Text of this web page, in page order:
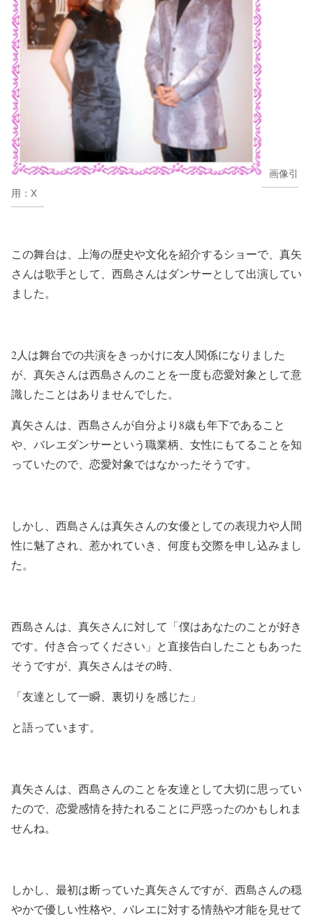
画像引
用：X
この舞台は、上海の歴史や文化を紹介するショーで、真矢
さんは歌手として、西島さんはダンサーとして出演してい
ました。
2人は舞台での共演をきっかけに友人関係になりました
が、真矢さんは西島さんのことを一度も恋愛対象として意
識したことはありませんでした。
真矢さんは、西島さんが自分より8歳も年下であること
や、バレエダンサーという職業柄、女性にもてることを知
っていたので、恋愛対象ではなかったそうです。
しかし、西島さんは真矢さんの女優としての表現力や人間
性に魅了され、惹かれていき、何度も交際を申し込みまし
た。
西島さんは、真矢さんに対して「僕はあなたのことが好き
です。付き合ってください」と直接告白したこともあった
そうですが、真矢さんはその時、
「友達として一瞬、裏切りを感じた」
と語っています。
真矢さんは、西島さんのことを友達として大切に思ってい
たので、恋愛感情を持たれることに戸惑ったのかもしれま
せんね。
しかし、最初は断っていた真矢さんですが、西島さんの穏
やかで優しい性格や、バレエに対する情熱や才能を見せて